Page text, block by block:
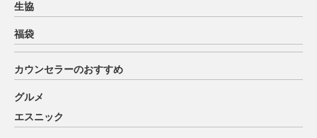
生協
福袋
カウンセラーのおすすめ
グルメ
エスニック